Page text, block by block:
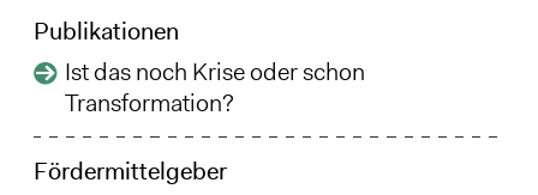
Publikationen
Ist das noch Krise oder schon
Transformation?
Fördermittelgeber